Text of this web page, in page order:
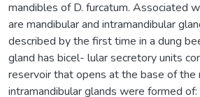
mandibles of D. furcatum. Associated
are mandibular and intramandibular
described by the first time in a dung
gland has bicel- lular secretory units
reservoir that opens at the base of the
intramandibular glands were formed